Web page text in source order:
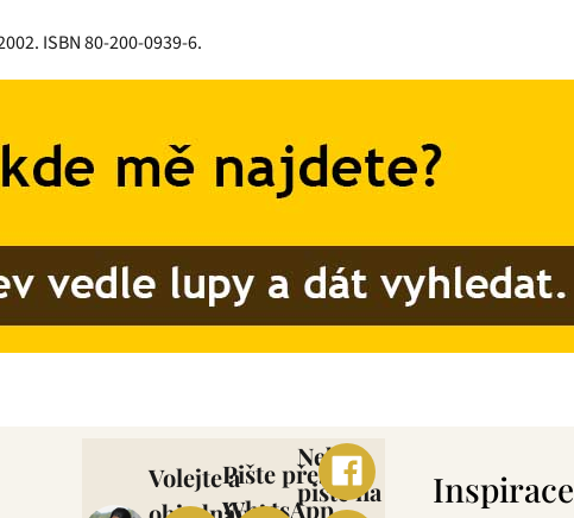
ISBN 80-200-0939-6.
Volejte aPište přes
WhatsApp
Nebo
pište na
Inspirace